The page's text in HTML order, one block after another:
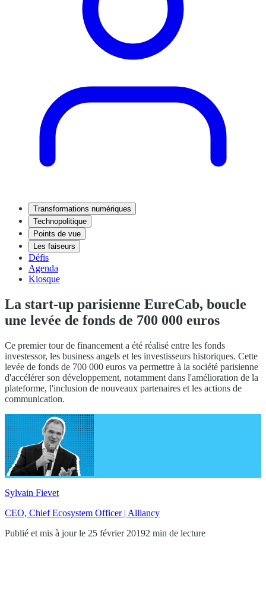
Transformations numériques
Technopolitique
Points de vue
Les faiseurs
Défis
Agenda
Kiosque
La start-up parisienne EureCab, boucle
une levée de fonds de 700 000 euros
Ce premier tour de financement a été réalisé entre les fonds
investessor, les business angels et les investisseurs historiques. Cette
levée de fonds de 700 000 euros va permettre à la société parisienne
d'accélérer son développement, notamment dans l'amélioration de la
plateforme, l'inclusion de nouveaux partenaires et les actions de
communication.
Sylvain Fievet
CEO, Chief Ecosystem Officer | Alliancy
Publié et mis à jour le 25 février 20192 min de lecture